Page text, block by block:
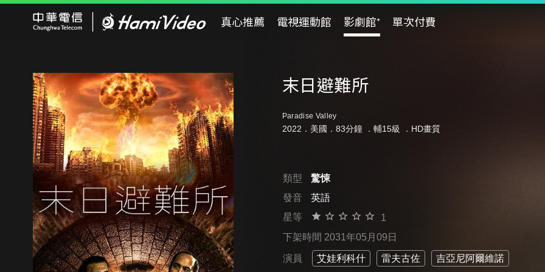
真心推薦 電視運動館 影劇館⁺ 單次付費
末日避難所
Paradise Valley
2022．美國．83分鐘 ． 輔15級 ．HD畫質
類型
驚悚
發音
英語
星等
1
下架時間 2031年05月09日
演員 艾娃利科什 雷夫古佐 吉亞尼阿爾維諾